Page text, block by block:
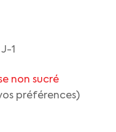
J-1
non sucré
préférences)